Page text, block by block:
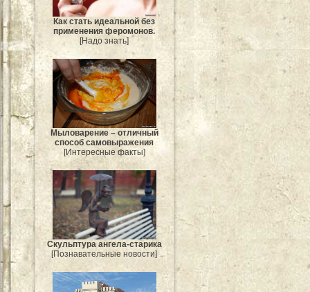
Как стать идеальной без
применения феромонов.
[Надо знать]
Мыловарение – отличный
способ самовыражения
[Интересные факты]
Скульптура ангела-старика
[Познавательные новости]